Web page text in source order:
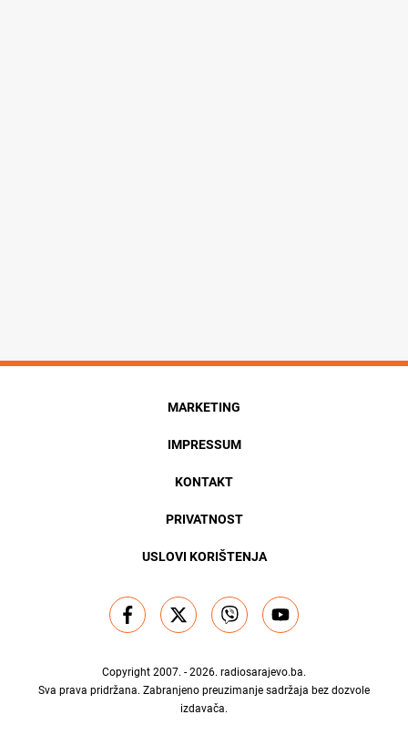
MARKETING
IMPRESSUM
KONTAKT
PRIVATNOST
USLOVI KORIŠTENJA
Copyright 2007. - 2026. radiosarajevo.ba.
Sva prava pridržana. Zabranjeno preuzimanje sadržaja bez dozvole
izdavača.